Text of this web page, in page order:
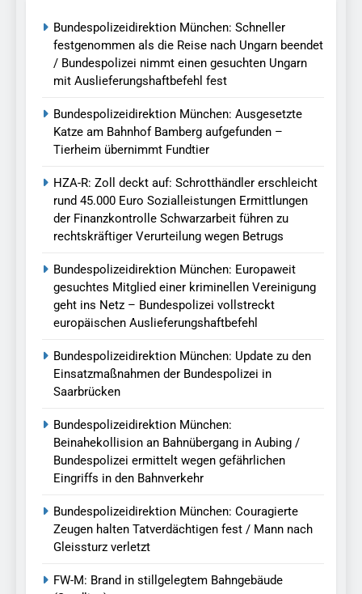
Bundespolizeidirektion München: Schneller
festgenommen als die Reise nach Ungarn beendet
/ Bundespolizei nimmt einen gesuchten Ungarn
mit Auslieferungshaftbefehl fest
Bundespolizeidirektion München: Ausgesetzte
Katze am Bahnhof Bamberg aufgefunden –
Tierheim übernimmt Fundtier
HZA-R: Zoll deckt auf: Schrotthändler erschleicht
rund 45.000 Euro Sozialleistungen Ermittlungen
der Finanzkontrolle Schwarzarbeit führen zu
rechtskräftiger Verurteilung wegen Betrugs
Bundespolizeidirektion München: Europaweit
gesuchtes Mitglied einer kriminellen Vereinigung
geht ins Netz – Bundespolizei vollstreckt
europäischen Auslieferungshaftbefehl
Bundespolizeidirektion München: Update zu den
Einsatzmaßnahmen der Bundespolizei in
Saarbrücken
Bundespolizeidirektion München:
Beinahekollision an Bahnübergang in Aubing /
Bundespolizei ermittelt wegen gefährlichen
Eingriffs in den Bahnverkehr
Bundespolizeidirektion München: Couragierte
Zeugen halten Tatverdächtigen fest / Mann nach
Gleissturz verletzt
FW-M: Brand in stillgelegtem Bahngebäude